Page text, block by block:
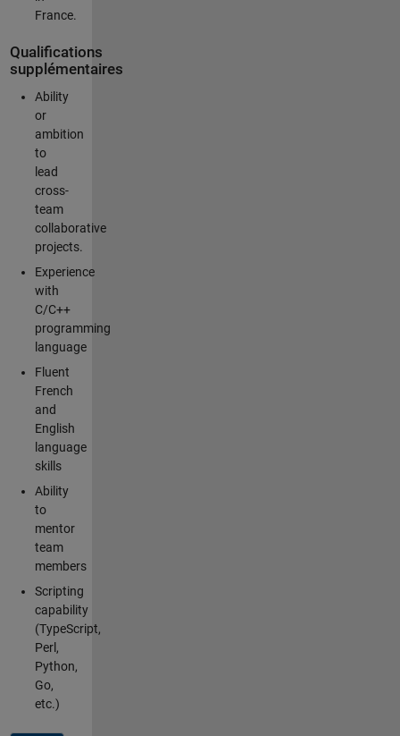
France.
Qualifications
supplémentaires
Ability
or
ambition
to
lead
cross-
team
collaborative
projects.
Experience
with
C/C++
programming
language
Fluent
French
and
English
language
skills
Ability
to
mentor
team
members
Scripting
capability
(TypeScript,
Perl,
Python,
Go,
etc.)